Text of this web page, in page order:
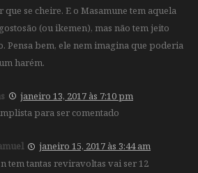
se cheire. E o Masamune tem aquela
(ou ikemen), mas não tem jeito
Pensa bem, ele nem imagina que poderia
harém.
janeiro 13, 2017 às 7:10 pm
para ser comentado
janeiro 15, 2017 às 3:44 am
tem tantas reviravoltas vai ser 12